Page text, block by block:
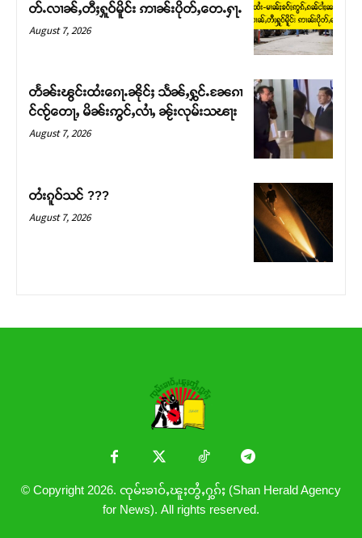
တ်ႇ တူဝ်ႈလုမ်ႈၾႃႉၼၼ်ႉ ၶဝ်ႈႁူမ်ႈၵမ်ႉထႅမ် ၸုမ်းၶၢ
ဝ်ႇၽူႈတွႆႇႁွၵ်ႈ လႆႈယူႇၶႃႈဢေႃႈ။
တ်ႉလၢၼ်ႇတီႈႁူဝ်မိူင်း ဢၢၼ်းပိုတ်ႇတေႉႁႃႉ
August 7, 2026
တႅၼ်းၽွင်းထႆးၵေႃႉၼိုင်ႈ သႅၼ်ႇႁွင်ႉၼႄၵၢ
င်ၸႂ်တေႃႇ မိၼ်းဢွင်ႇလၢႆႇ ၼႂ်းလုမ်းသၽႃး
August 7, 2026
တႆးၵူဝ်သင် ???
August 7, 2026
© Copyright 2026. ၸုမ်းၶၢဝ်ႇၽူႈတွႆႇႁွၵ်ႈ (Shan Herald Agency
for News). All rights reserved.